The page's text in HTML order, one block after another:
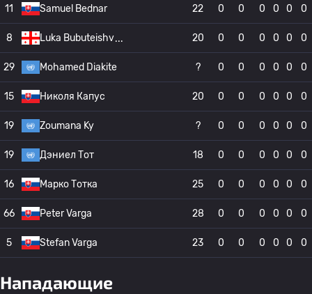
11 Samuel Bednar 22 0 0 0 0 0 0
8 Luka Bubuteishv 20 0 0 0 0 0 0
29 Mohamed Diakite ? 0 0 0 0 0 0
15 Николя Капус 20 0 0 0 0 0 0
19 Zoumana Ky ? 0 0 0 0 0 0
19 Дэниел Тот 18 0 0 0 0 0 0
16 Марко Тотка 25 0 0 0 0 0 0
66 Peter Varga 28 0 0 0 0 0 0
5 Stefan Varga 23 0 0 0 0 0 0
Нападающие